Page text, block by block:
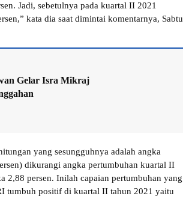
Jadi, sebetulnya pada kuartal II 2021
kata dia saat dimintai komentarnya, Sabtu
Gelar Isra Mikraj
yang sesungguhnya adalah angka
dikurangi angka pertumbuhan kuartal II
2,88 persen. Inilah capaian pertumbuhan yang
tumbuh positif di kuartal II tahun 2021 yaitu